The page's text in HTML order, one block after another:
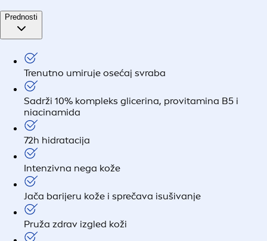
Prednosti
Trenutno umiruje osećaj svraba
Sadrži 10% kompleks glicerina, provitamina B5 i
niacinamida
72h hidratacija
Intenzivna nega kože
Jača barijeru kože i sprečava isušivanje
Pruža zdrav izgled koži